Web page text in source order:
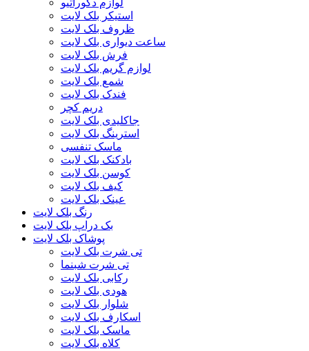
استیکر بلک لایت
ظروف بلک لایت
ساعت دیواری بلک لایت
فرش بلک لایت
لوازم گریم بلک لایت
شمع بلک لایت
فندک بلک لایت
دریم کچر
جاکلیدی بلک لایت
استرینگ بلک لایت
ماسک تنفسی
بادکنک بلک لایت
کوسن بلک لایت
کیف بلک لایت
عینک بلک لایت
رنگ بلک لایت
بک دراپ بلک لایت
پوشاک بلک لایت
تی شرت بلک لایت
تی شرت شبنما
رکابی بلک لایت
هودی بلک لایت
شلوار بلک لایت
اسکارف بلک لایت
ماسک بلک لایت
کلاه بلک لایت